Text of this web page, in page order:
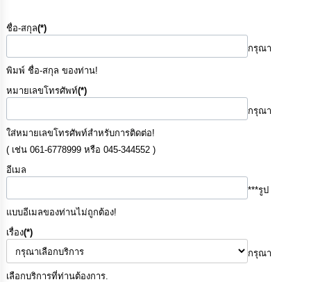
การ
จัดการ
รู้
ข้อมูล
ติดต่อ
ชื่อ-สกุล(*)
กรุณา
พิมพ์ ชื่อ-สกุล ของท่าน!
หมายเลขโทรศัพท์(*)
กรุณา
ใส่หมายเลขโทรศัพท์สำหรับการติดต่อ!
( เช่น 061-6778999 หรือ 045-344552 )
อีเมล
***รูป
แบบอีเมลของท่านไม่ถูกต้อง!
เรื่อง(*)
กรุณา
เลือกบริการที่ท่านต้องการ.